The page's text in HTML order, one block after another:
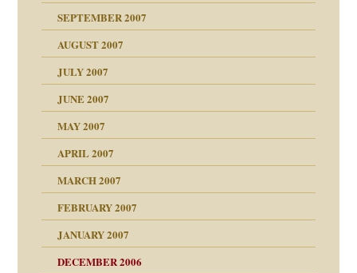
in meiner
SEPTEMBER 2007
AUGUST 2007
JULY 2007
JUNE 2007
MAY 2007
APRIL 2007
MARCH 2007
FEBRUARY 2007
JANUARY 2007
DECEMBER 2006